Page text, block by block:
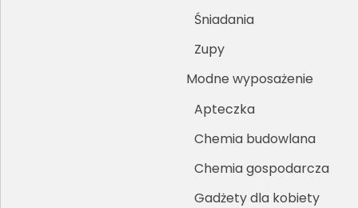
Śniadania
Zupy
Modne wyposażenie
Apteczka
Chemia budowlana
Chemia gospodarcza
Gadżety dla kobiety